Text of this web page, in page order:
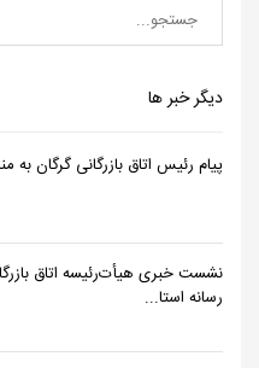
دیگر خبر ها
پیام رئیس اتاق بازرگانی گرگان به
نشست خبری هیأت‌رئیسه اتاق
رسانه استا...